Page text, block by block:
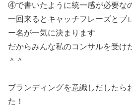
④で書いたように統一感が必要な
一回来るとキャッチフレーズとブ
ー名が一気に決まります
だからみんな私のコンサルを受け
＾＾
ブランディングを意識しだしたら
た！